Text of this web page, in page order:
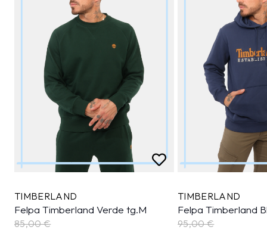
TIMBERLAND
Felpa Timberland Verde tg.M
85,00 €
TIMBERLAND
Felpa Timberland
95,00 €